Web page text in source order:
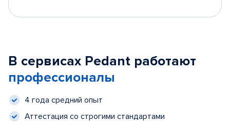
В сервисах Pedant работают
профессионалы
4 года средний опыт
Аттестация со строгими стандартами